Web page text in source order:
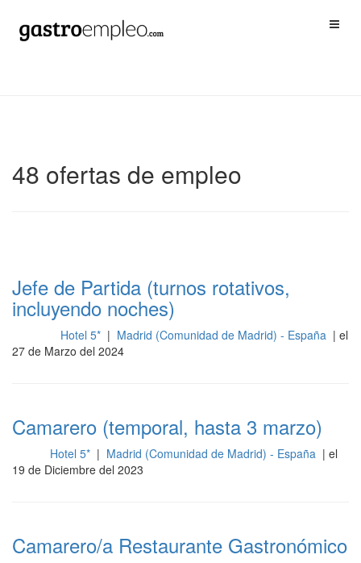
48 ofertas de empleo
Jefe de Partida (turnos rotativos,
incluyendo noches)
Hotel 5* | Madrid (Comunidad de Madrid) - España | el
27 de Marzo del 2024
Camarero (temporal, hasta 3 marzo)
Hotel 5* | Madrid (Comunidad de Madrid) - España | el
19 de Diciembre del 2023
Camarero/a Restaurante Gastronómico